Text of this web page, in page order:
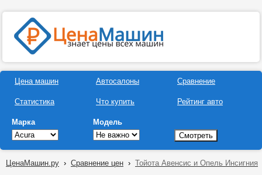
Цена машин
Статистика
Автосалоны
Что купить
Сравнение
Рейтинг авто
Марка Модель
ЦенаМашин.ру › Сравнение цен › Тойота Авенсис и Опель Инсигния